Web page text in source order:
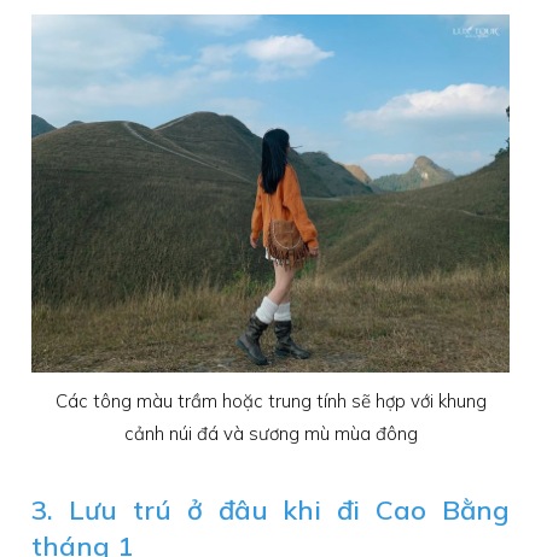
Các tông màu trầm hoặc trung tính sẽ hợp với khung
cảnh núi đá và sương mù mùa đông
3. Lưu trú ở đâu khi đi Cao Bằng
tháng 1